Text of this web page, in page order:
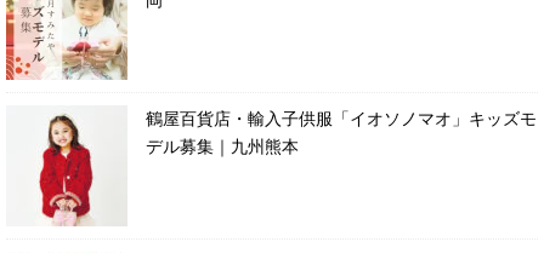
鶴屋百貨店・輸入子供服「イオソノマオ」キッズモ
デル募集｜九州熊本